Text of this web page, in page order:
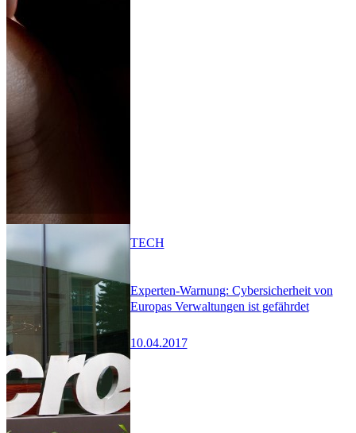
Experten-Warnung: Cybersicherheit von
Europas Verwaltungen ist gefährdet
10.04.2017
TECH